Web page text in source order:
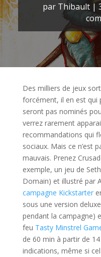
par Thibault |
Des milliers de jeux
forcément, il en est qui
seront pas nominés
verrez rarement
recommandations qui
sociaux. Mais ce n’est
mauvais. Prenez
exemple, un jeu de
Domain) et illustré par
campagne Kickstarter
sous une version
pendant la campagne)
feu Tasty Minstrel
de 60 min à partir de
indications, même si